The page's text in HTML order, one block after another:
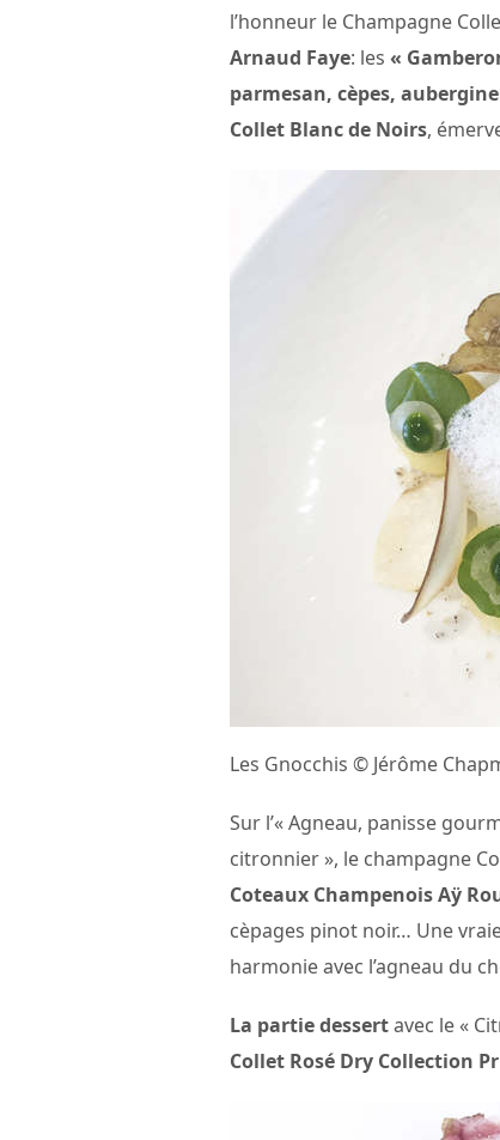
l’honneur le Champagne
Arnaud Faye: les «
parmesan, cèpes,
Collet Blanc de Noirs,
Les Gnocchis © Jérôme
Sur l’« Agneau, panisse
citronnier », le champagne
Coteaux Champenois Aÿ
cèpages pinot noir… Une
harmonie avec l’agneau du
La partie dessertavec le «
Collet Rosé Dry Collection